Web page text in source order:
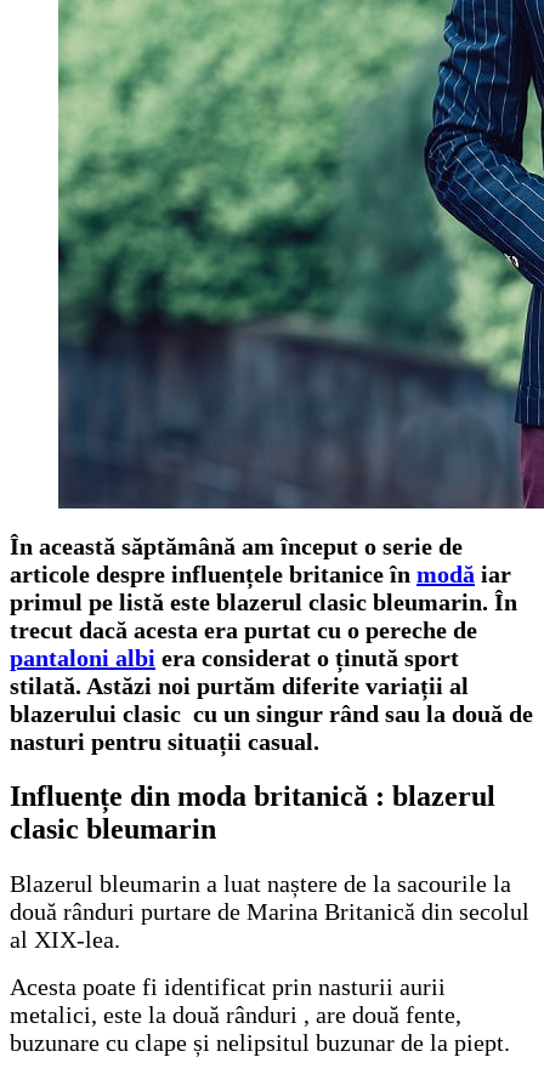
În această săptămână am început o serie de
articole despre influențele britanice în modă iar
primul pe listă este blazerul clasic bleumarin. În
trecut dacă acesta era purtat cu o pereche de
pantaloni albi era considerat o ținută sport
stilată. Astăzi noi purtăm diferite variații al
blazerului clasic cu un singur rând sau la două de
nasturi pentru situații casual.
Influențe din moda britanică : blazerul
clasic bleumarin
Blazerul bleumarin a luat naștere de la sacourile la
două rânduri purtare de Marina Britanică din secolul
al XIX-lea.
Acesta poate fi identificat prin nasturii aurii
metalici, este la două rânduri , are două fente,
buzunare cu clape și nelipsitul buzunar de la piept.